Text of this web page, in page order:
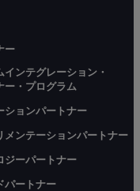
ー
インテグレーション・
ー・プログラム
ションパートナー
メンテーションパートナー
ジーパートナー
パートナー